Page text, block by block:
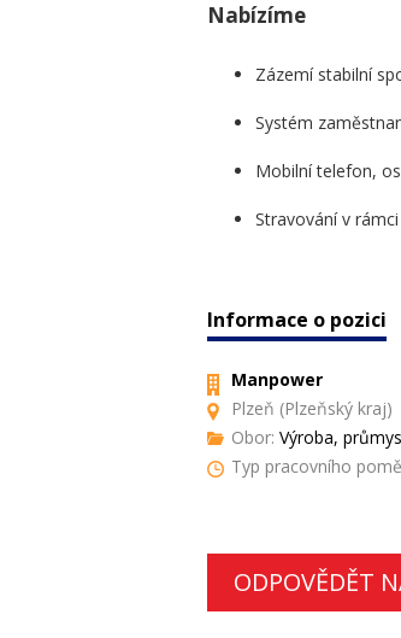
Nabízíme
Zázemí stabilní
Systém
Mobilní telefon,
Stravování v
Informace o pozici
Manpower
Plzeň (Plzeňský kraj)
Obor: Výroba,
Typ pracovního
ODPOVĚDĚT